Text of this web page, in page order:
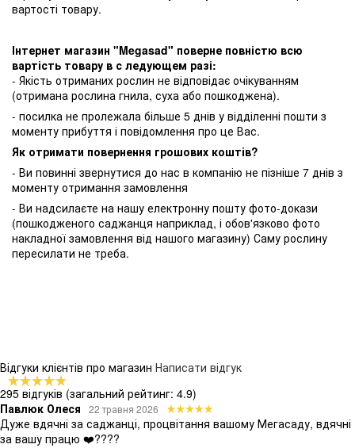
вартості товару.
Інтернет магазин "Megasad" поверне повністю всю
вартість товару в с ледующем разі:
- Якість отриманих рослин не відповідає очікуванням
(отримана рослина гнила, суха або пошкоджена).
- посилка не пролежала більше 5 днів у відділенні пошти з
моменту прибуття і повідомлення про це Вас.
Як отримати повернення грошових коштів?
- Ви повинні звернутися до нас в компанію не пізніше 7 днів з
моменту отримання замовлення
- Ви надсилаєте на нашу електронну пошту фото-докази
(пошкодженого саджанця наприклад, і обов'язково фото
накладної замовлення від нашого магазину) Саму рослину
пересилати не треба.
Відгуки клієнтів про магазин Написати відгук
295 відгуків (загальний рейтинг: 4.9)
Павлюк Олеся
22 травня 2026
Дуже вдячні за саджанці, процвітання вашому Мегасаду, вдячні
за вашу працю ❤️????